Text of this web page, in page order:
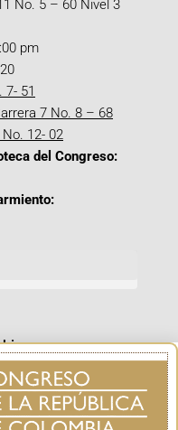
No. 5 – 60 Nivel 3
pm
7- 51
7 No. 8 – 68
12- 02
del Congreso: